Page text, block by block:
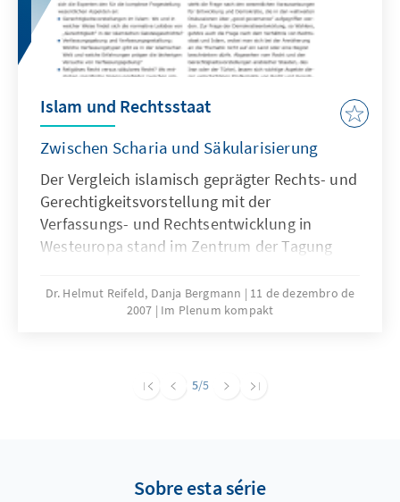
Islam und Rechtsstaat
Zwischen Scharia und Säkularisierung
Der Vergleich islamisch geprägter Rechts- und
Gerechtigkeitsvorstellung mit der
Verfassungs- und Rechtsentwicklung in
Westeuropa stand im Zentrum der Tagung
und Säkularisierung”. In dem Jahrhunderte
währenden Prozess der Säkularisierung hat
Resultaten dieser Entwicklungen zählt der
Dr. Helmut Reifeld, Danja Bergmann
11 de dezembro de
2007
Im Plenum kompakt
5/5
Sobre esta série